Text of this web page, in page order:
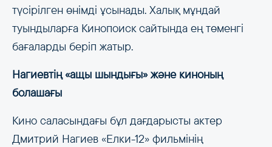
түсірілген өнімді ұсынады. Халық мұндай
туындыларға Кинопоиск сайтында ең төменгі
бағаларды беріп жатыр.
Нагиевтің «ащы шындығы» және киноның
болашағы
Кино саласындағы бұл дағдарысты актер
Дмитрий Нагиев «Елки-12» фильмінің